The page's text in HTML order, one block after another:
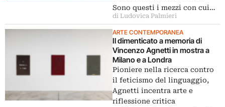
Sono questi i mezzi con cui…
di Ludovica Palmieri
ARTE CONTEMPORANEA
Il dimenticato a memoria di
Vincenzo Agnetti in mostra a
Milano e a Londra
Pioniere nella ricerca contro
il feticismo del linguaggio,
Agnetti incentra arte e
riflessione critica